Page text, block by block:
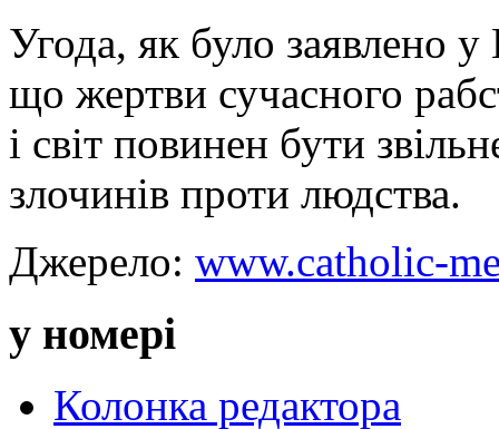
Угода, як було заявлено у
що жертви сучасного
і світ повинен бути
злочинів проти людства.
Джерело: www.catholic-
у номері
Колонка редактора